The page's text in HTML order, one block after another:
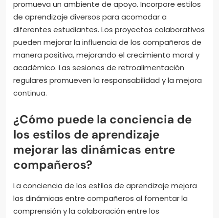
promueva un ambiente de apoyo. Incorpore estilos
de aprendizaje diversos para acomodar a
diferentes estudiantes. Los proyectos colaborativos
pueden mejorar la influencia de los compañeros de
manera positiva, mejorando el crecimiento moral y
académico. Las sesiones de retroalimentación
regulares promueven la responsabilidad y la mejora
continua.
¿Cómo puede la conciencia de
los estilos de aprendizaje
mejorar las dinámicas entre
compañeros?
La conciencia de los estilos de aprendizaje mejora
las dinámicas entre compañeros al fomentar la
comprensión y la colaboración entre los